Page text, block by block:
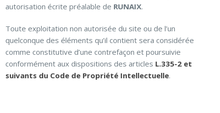
autorisation écrite préalable de RUNAIX.
Toute exploitation non autorisée du site ou de l’un
quelconque des éléments qu’il contient sera considérée
comme constitutive d’une contrefaçon et poursuivie
conformément aux dispositions des articles L.335-2 et
suivants du Code de Propriété Intellectuelle.